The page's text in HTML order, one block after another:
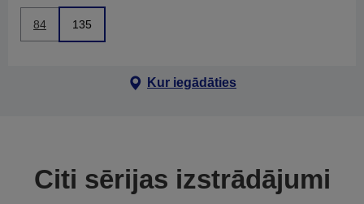
84 135
Kur iegādāties
Citi sērijas izstrādājumi